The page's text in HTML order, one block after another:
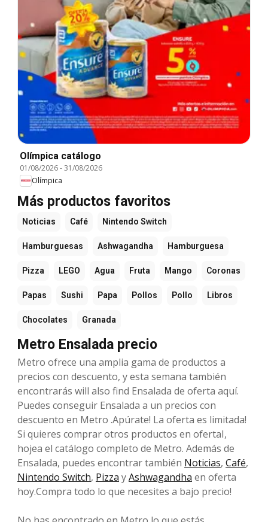
Olímpica catálogo
01/08/2026-31/08/2026
Olímpica
Más productos favoritos
Noticias Café Nintendo Switch
Hamburguesas Ashwagandha Hamburguesa
Pizza LEGO Agua Fruta Mango Coronas
Papas Sushi Papa Pollos Pollo Libros
Chocolates Granada
Metro Ensalada precio
Metro ofrece una amplia gama de productos a
precios con descuento, y esta semana también
encontrarás will also find Ensalada de oferta aquí.
Puedes conseguir Ensalada a un precios con
descuento en Metro .Apúrate! La oferta es limitada!
Si quieres comprar otros productos en ofertaI,
hojea el catálogo completo de Metro. Además de
Ensalada, puedes encontrar también Noticias, Café,
Nintendo Switch, Pizza yAshwagandha en oferta
hoy.Compra todo lo que necesites a bajo precio!